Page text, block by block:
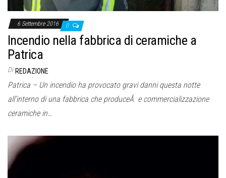
6 Settembre 2016 0
Incendio nella fabbrica di ceramiche a
Patrica
Di REDAZIONE
Patrica – Un incendio ha provocato gravi danni questa notte
all’interno di una fabbrica che produceÂ e commercializzazione
ceramiche in…